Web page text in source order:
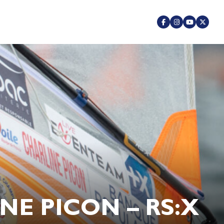
PICON – RS:X